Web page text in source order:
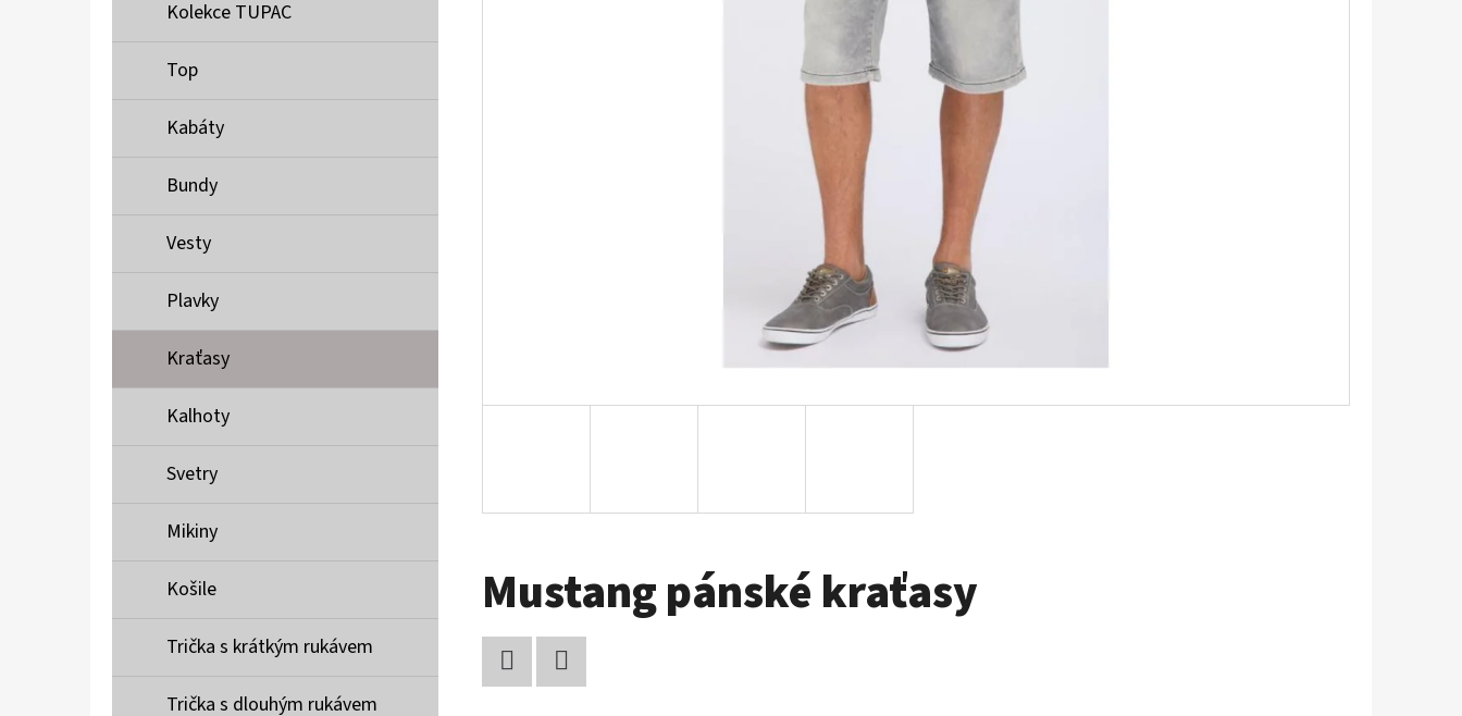
Kolekce TUPAC
Top
Kabáty
Bundy
Vesty
Plavky
Kraťasy
Kalhoty
Svetry
Mikiny
Košile
Trička s krátkým rukávem
Trička s dlouhým rukávem
Mustang pánské kraťasy
MUSTANG PÁSEK
MUSTANG PÁNSKÉ TRIKO S KRÁTKÝM
RUKÁVEM
399 Kč